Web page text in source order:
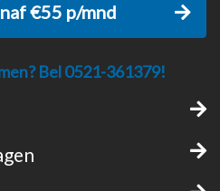
€55 p/mnd
Bel 0521-361379!